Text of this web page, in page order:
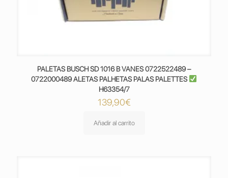
PALETAS BUSCH SD 1016 B VANES 0722522489 –
0722000489 ALETAS PALHETAS PALAS PALETTES
H63354/7
139,90€
Añadir al carrito